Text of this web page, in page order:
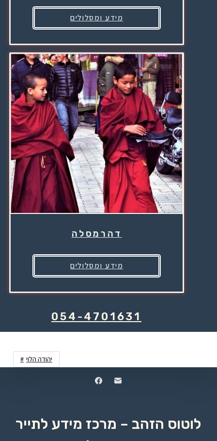
מידע ומסלולים
דהרמסלה
מידע ומסלולים
054-4701631
יהודה הלוי
לוטוס הזהב – מרכז מידע לתייר